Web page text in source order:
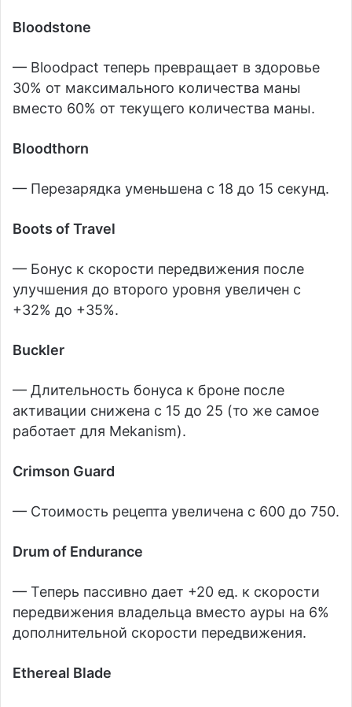
Bloodstone
— Bloodpact теперь превращает в здоровье
30% от максимального количества маны
вместо 60% от текущего количества маны.
Bloodthorn
— Перезарядка уменьшена с 18 до 15 секунд.
Boots of Travel
— Бонус к скорости передвижения после
улучшения до второго уровня увеличен с
+32% до +35%.
Buckler
— Длительность бонуса к броне после
активации снижена с 15 до 25 (то же самое
работает для Mekanism).
Crimson Guard
— Стоимость рецепта увеличена с 600 до 750.
Drum of Endurance
— Теперь пассивно дает +20 ед. к скорости
передвижения владельца вместо ауры на 6%
дополнительной скорости передвижения.
Ethereal Blade